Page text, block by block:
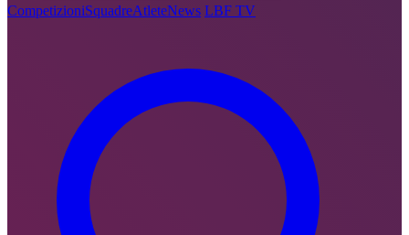
CompetizioniSquadreAtleteNews LBF TV